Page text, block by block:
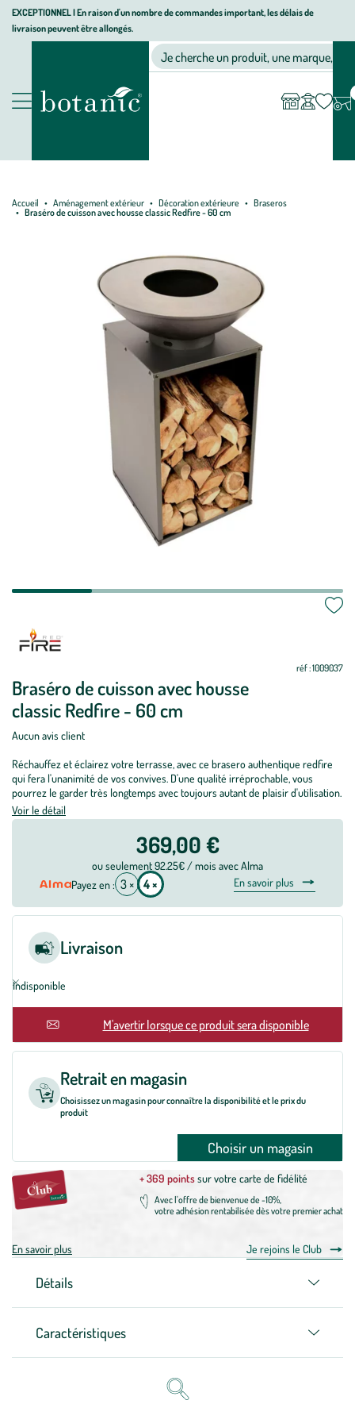
Aller
Aller
au
Aller
au
page
EXCEPTIONNEL I En raison d'un nombre de commandes important, les délais de
livraison peuvent être allongés.
Nos produits
Jardinerie écologique, animalerie, décoration, alimentation bio
Je cherche un produit, une marque, un
compte
Accueil Aménagement extérieur Décoration extérieure
Braseros
Braséro de cuisson avec housse classic Redfire - 60 cm
Braséro de cuisson avec housse
classic Redfire - 60 cm
réf : 1009037
Aucun avis client
Réchauffez et éclairez votre terrasse, avec ce brasero authentique redfire
qui fera l'unanimité de vos convives. D'une qualité irréprochable, vous
pourrez le garder très longtemps avec toujours autant de plaisir d'utilisation.
Voir le détail
369,00 €
ou seulement 92.25€ / mois avec Alma
Payez en : 3 × 4 × En savoir plus
Livraison
Indisponible
En rupture M'avertir lorsque ce produit sera disponible
Retrait en magasin
Choisissez un magasin pour connaître la disponibilité et le prix du
produit
Choisir un magasin
+ 369 pointssur votre carte de fidélité
Avec l'offre de bienvenue de -10%,
votre adhésion rentabilisée dès votre premier achat
En savoir plus Je rejoins le Club
Détails
Caractéristiques